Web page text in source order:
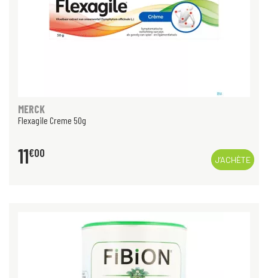
MERCK
Flexagile Creme 50g
11€00
J’ACHÈTE